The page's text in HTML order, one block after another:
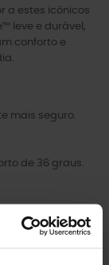
a estes icônicos
leve e durável,
conforto e
mais seguro.
de 36 graus.